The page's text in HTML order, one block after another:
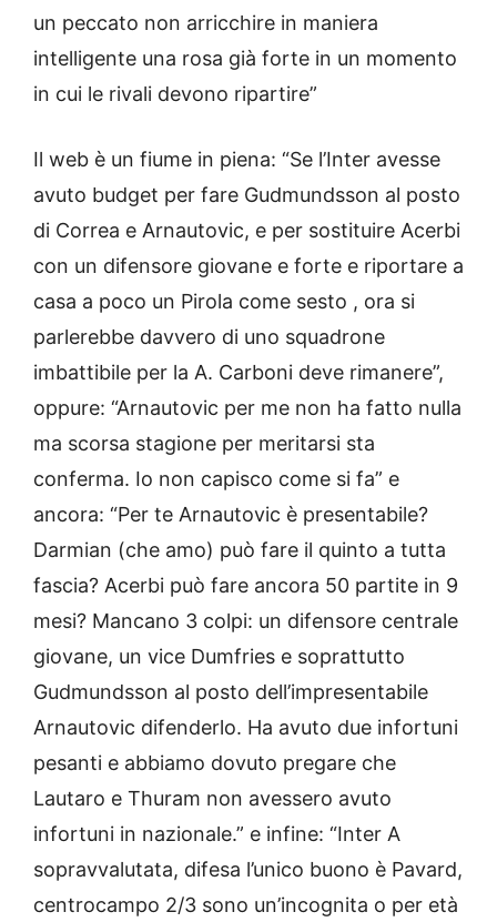
un peccato non arricchire in maniera
intelligente una rosa già forte in un momento
in cui le rivali devono ripartire”
Il web è un fiume in piena: “Se l’Inter avesse
avuto budget per fare Gudmundsson al posto
di Correa e Arnautovic, e per sostituire Acerbi
con un difensore giovane e forte e riportare a
casa a poco un Pirola come sesto , ora si
parlerebbe davvero di uno squadrone
imbattibile per la A. Carboni deve rimanere”,
oppure: “Arnautovic per me non ha fatto nulla
ma scorsa stagione per meritarsi sta
conferma. Io non capisco come si fa” e
ancora: “Per te Arnautovic è presentabile?
Darmian (che amo) può fare il quinto a tutta
fascia? Acerbi può fare ancora 50 partite in 9
mesi? Mancano 3 colpi: un difensore centrale
giovane, un vice Dumfries e soprattutto
Gudmundsson al posto dell’impresentabile
Arnautovic difenderlo. Ha avuto due infortuni
pesanti e abbiamo dovuto pregare che
Lautaro e Thuram non avessero avuto
infortuni in nazionale.” e infine: “Inter A
sopravvalutata, difesa l’unico buono è Pavard,
centrocampo 2/3 sono un’incognita o per età